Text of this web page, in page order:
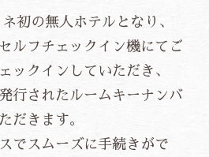
初の無人ホテルとなり、
ルフチェックイン機にてご
ックインしていただき、
行されたルームキーナンバ
だきます。
でスムーズに手続きがで